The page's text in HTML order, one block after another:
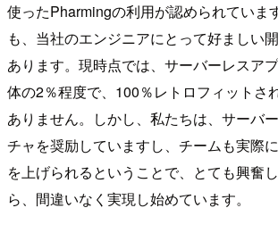
使ったPharmingの利用が認められていま
も、当社のエンジニアにとって好ましい
あります。現時点では、サーバーレスア
体の2％程度で、100％レトロフィットさ
ありません。しかし、私たちは、サーバ
チャを奨励していますし、チームも実際
を上げられるということで、とても興奮
ら、間違いなく実現し始めています。